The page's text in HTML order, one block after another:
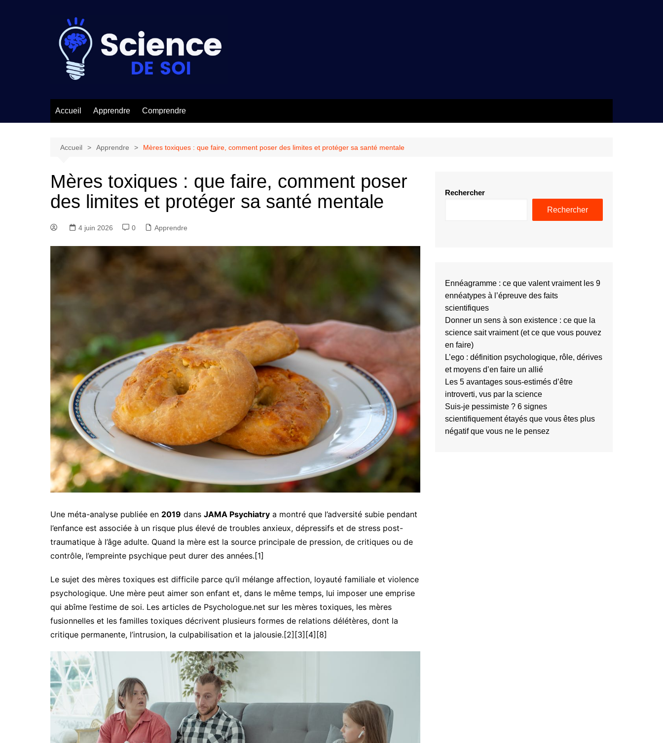
Accueil Apprendre Comprendre
Accueil Apprendre Mères toxiques : que faire, comment poser des limites et protéger sa santé mentale
Mères toxiques : que faire, comment poser
des limites et protéger sa santé mentale
4 juin 2026 0 Apprendre
Une méta-analyse publiée en 2019 dans JAMA Psychiatry a montré que l’adversité subie pendant
l’enfance est associée à un risque plus élevé de troubles anxieux, dépressifs et de stress post-
traumatique à l’âge adulte. Quand la mère est la source principale de pression, de critiques ou de
contrôle, l’empreinte psychique peut durer des années.[1]
Le sujet des mères toxiques est difficile parce qu’il mélange affection, loyauté familiale et violence
psychologique. Une mère peut aimer son enfant et, dans le même temps, lui imposer une emprise
qui abîme l’estime de soi. Les articles de Psychologue.net sur les mères toxiques, les mères
fusionnelles et les familles toxiques décrivent plusieurs formes de relations délétères, dont la
critique permanente, l’intrusion, la culpabilisation et la jalousie.[2][3][4][8]
Rechercher
Rechercher
Ennéagramme : ce que valent vraiment les 9
ennéatypes à l’épreuve des faits
scientifiques
Donner un sens à son existence : ce que la
science sait vraiment (et ce que vous pouvez
en faire)
L’ego : définition psychologique, rôle, dérives
et moyens d’en faire un allié
Les 5 avantages sous-estimés d’être
introverti, vus par la science
Suis-je pessimiste ? 6 signes
scientifiquement étayés que vous êtes plus
négatif que vous ne le pensez